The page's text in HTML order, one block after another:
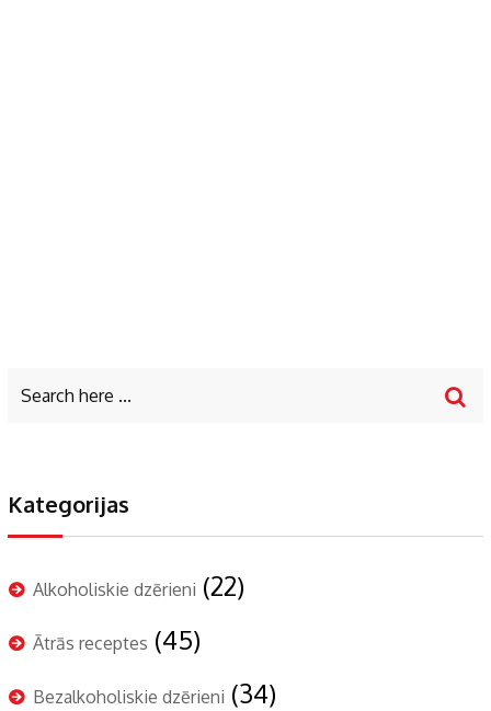
Kategorijas
Alkoholiskie dzērieni (22)
Ātrās receptes (45)
Bezalkoholiskie dzērieni (34)